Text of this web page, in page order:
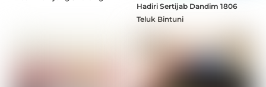
Hadiri Sertijab Dandim 1806
Teluk Bintuni